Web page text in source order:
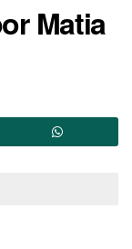
Matia